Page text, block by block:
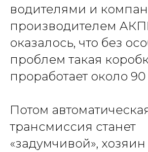
водителями и
производителем
оказалось, что без
проблем такая
проработает около 90
Потом
трансмиссия станет
«задумчивой»,